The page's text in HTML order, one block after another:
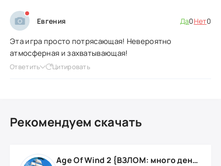
Евгения Да0Нет0
Эта игра просто потрясающая! Невероятно
атмосферная и захватывающая!
Ответить Цитировать
Рекомендуем скачать
Age Of Wind 2 {ВЗЛОМ: много денег}